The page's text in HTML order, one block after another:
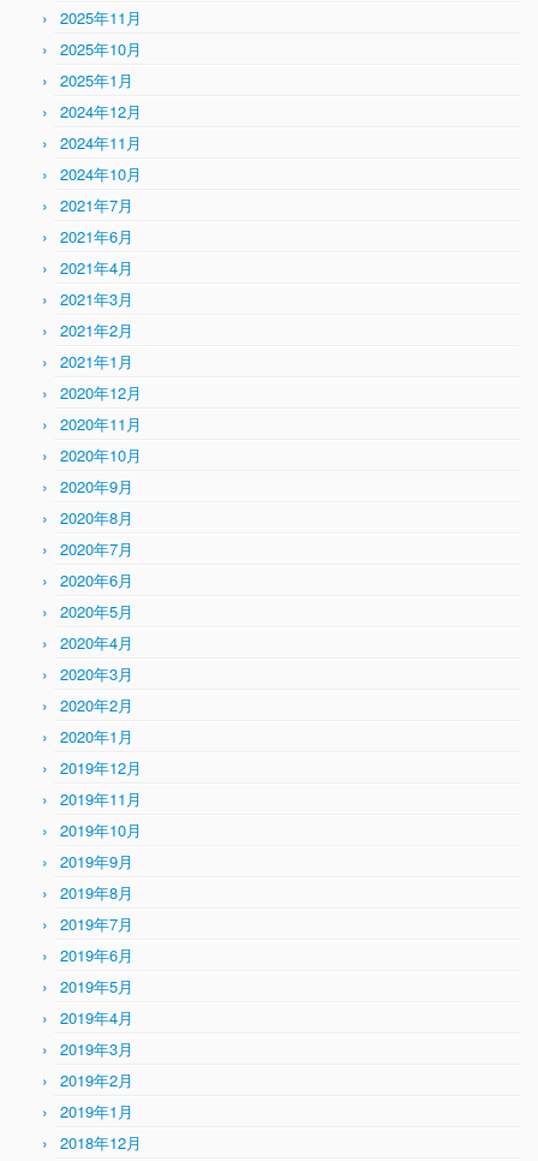
2025年11月
2025年10月
2025年1月
2024年12月
2024年11月
2024年10月
2021年7月
2021年6月
2021年4月
2021年3月
2021年2月
2021年1月
2020年12月
2020年11月
2020年10月
2020年9月
2020年8月
2020年7月
2020年6月
2020年5月
2020年4月
2020年3月
2020年2月
2020年1月
2019年12月
2019年11月
2019年10月
2019年9月
2019年8月
2019年7月
2019年6月
2019年5月
2019年4月
2019年3月
2019年2月
2019年1月
2018年12月